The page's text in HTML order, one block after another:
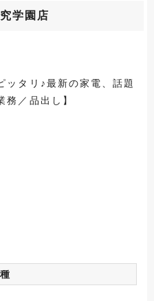
学園店
ッタリ♪最新の家電、話題
務／品出し】